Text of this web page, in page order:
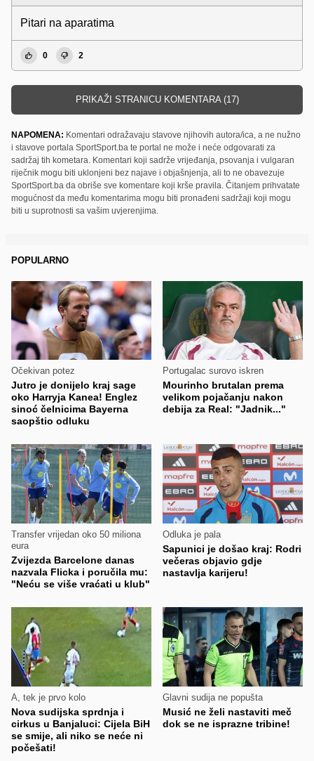
Pitari na aparatima
0 2
PRIKAŽI STRANICU KOMENTARA (17)
NAPOMENA: Komentari odražavaju stavove njihovih autora/ica, a ne nužno
i stavove portala SportSport.ba te portal ne može i neće odgovarati za
sadržaj tih kometara. Komentari koji sadrže vrijeđanja, psovanja i vulgaran
riječnik mogu biti uklonjeni bez najave i objašnjenja, ali to ne obavezuje
SportSport.ba da obriše sve komentare koji krše pravila. Čitanjem prihvatate
mogućnost da među komentarima mogu biti pronađeni sadržaji koji mogu
biti u suprotnosti sa vašim uvjerenjima.
POPULARNO
Očekivan potez
Jutro je donijelo kraj sage
oko Harryja Kanea! Englez
sinoć čelnicima Bayerna
saopštio odluku
Portugalac surovo iskren
Mourinho brutalan prema
velikom pojačanju nakon
debija za Real: "Jadnik..."
Transfer vrijedan oko 50 miliona
eura
Zvijezda Barcelone danas
nazvala Flicka i poručila mu:
"Neću se više vraćati u klub"
Odluka je pala
Sapunici je došao kraj: Rodri
večeras objavio gdje
nastavlja karijeru!
A, tek je prvo kolo
Nova sudijska sprdnja i
cirkus u Banjaluci: Cijela BiH
se smije, ali niko se neće ni
počešati!
Glavni sudija ne popušta
Musić ne želi nastaviti meč
dok se ne isprazne tribine!